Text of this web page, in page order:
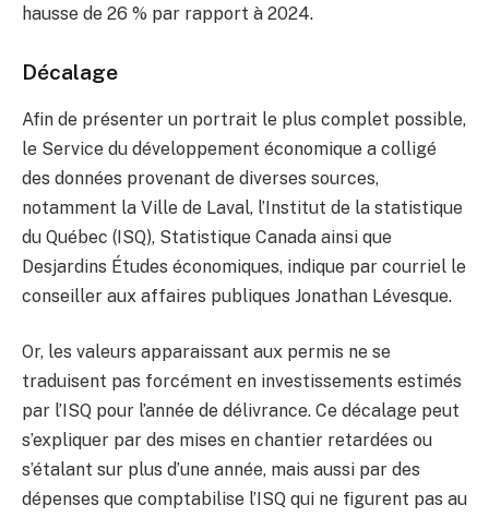
hausse de 26 % par rapport à 2024.
Décalage
Afin de présenter un portrait le plus complet possible,
le Service du développement économique a colligé
des données provenant de diverses sources,
notamment la Ville de Laval, l’Institut de la statistique
du Québec (ISQ), Statistique Canada ainsi que
Desjardins Études économiques, indique par courriel le
conseiller aux affaires publiques Jonathan Lévesque.
Or, les valeurs apparaissant aux permis ne se
traduisent pas forcément en investissements estimés
par l’ISQ pour l’année de délivrance. Ce décalage peut
s’expliquer par des mises en chantier retardées ou
s’étalant sur plus d’une année, mais aussi par des
dépenses que comptabilise l’ISQ qui ne figurent pas au